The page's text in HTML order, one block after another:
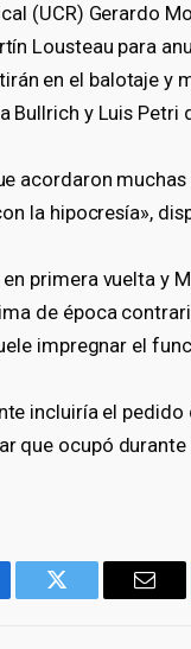
(UCR) Gerardo
Lousteau para
en el balotaje y
y Luis Petri
acordaron
la hipocresía»,
primera vuelta y
de época
impregnar el
incluiría el pedido
que ocupó
Twitter